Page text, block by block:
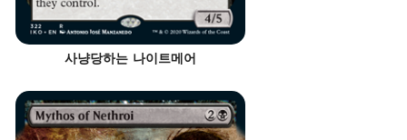
사냥당하는 나이트메어